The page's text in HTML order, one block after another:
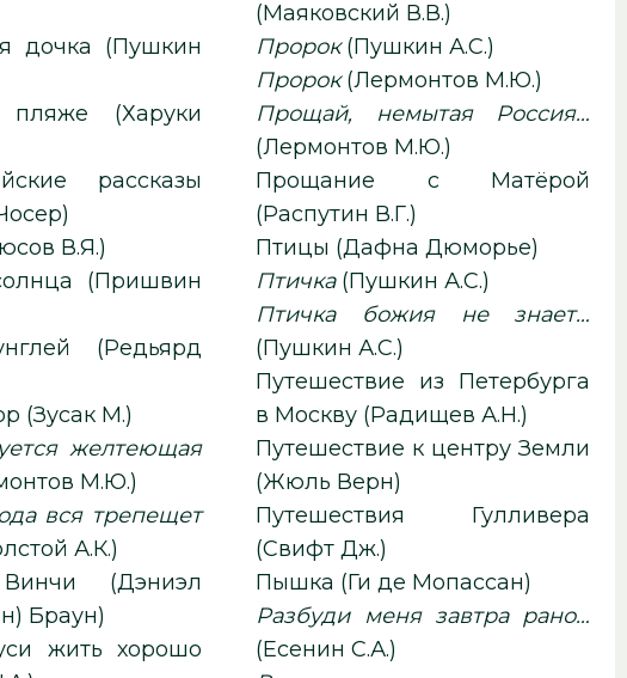
(Пушкин
(Харуки
рассказы
В.Я.)
(Редьярд
Книжный вор (Зусак М.)
желтеющая
М.Ю.)
вся трепещет
А.К.)
(Дэниэл
Браун)
жить хорошо
(Маяковский В.В.)
Пророк (Пушкин А.С.)
Пророк (Лермонтов М.Ю.)
Прощай, немытая Россия…
(Лермонтов М.Ю.)
Прощание с Матёрой
(Распутин В.Г.)
Птицы (Дафна Дюморье)
Птичка (Пушкин А.С.)
Птичка божия не знает…
(Пушкин А.С.)
Путешествие из Петербурга
в Москву (Радищев А.Н.)
Путешествие к центру Земли
(Жюль Верн)
Путешествия Гулливера
(Свифт Дж.)
Пышка (Ги де Мопассан)
Разбуди меня завтра рано…
(Есенин С.А.)